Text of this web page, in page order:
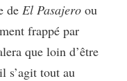
de El Pasajero ou
frappé par
que loin d’être
s’agit tout au